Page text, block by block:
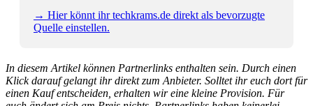
→ Hier könnt ihr techkrams.de direkt als bevorzugte
Quelle einstellen.
In diesem Artikel können Partnerlinks enthalten sein. Durch einen
Klick darauf gelangt ihr direkt zum Anbieter. Solltet ihr euch dort für
einen Kauf entscheiden, erhalten wir eine kleine Provision. Für